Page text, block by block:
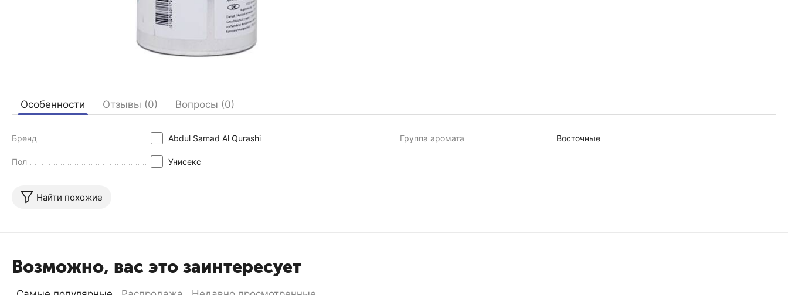
Особенности Отзывы (0) Вопросы (0)
Бренд Abdul Samad Al Qurashi
Пол Унисекс
Группа аромата Восточные
Найти похожие
Возможно, вас это заинтересует